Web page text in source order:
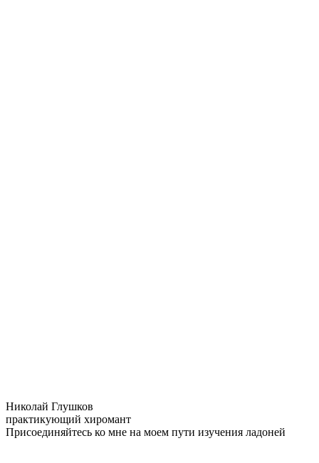
Николай Глушков
практикующий хиромант
Присоединяйтесь ко мне на моем пути изучения ладоней